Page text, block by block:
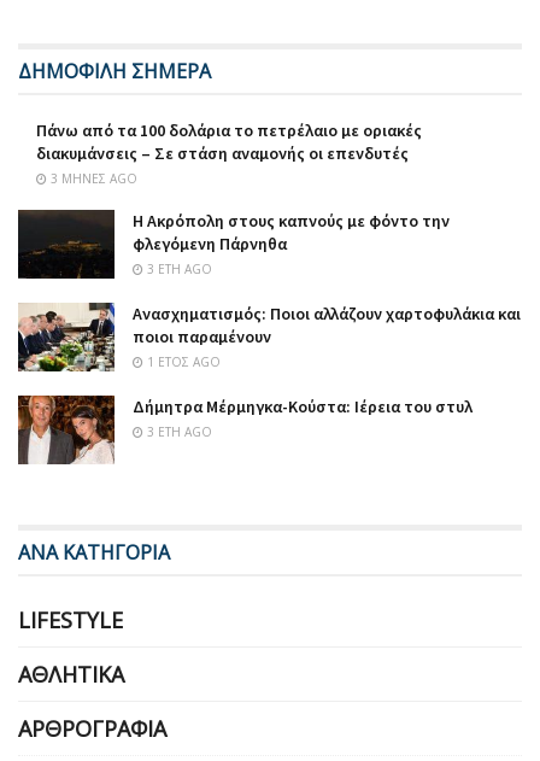
ΔΗΜΟΦΙΛΗ ΣΗΜΕΡΑ
Πάνω από τα 100 δολάρια το πετρέλαιο με οριακές
διακυμάνσεις – Σε στάση αναμονής οι επενδυτές
3 ΜΉΝΕΣ AGO
Η Ακρόπολη στους καπνούς με φόντο την
φλεγόμενη Πάρνηθα
3 ΈΤΗ AGO
Ανασχηματισμός: Ποιοι αλλάζουν χαρτοφυλάκια και
ποιοι παραμένουν
1 ΈΤΟΣ AGO
Δήμητρα Μέρμηγκα-Κούστα: Ιέρεια του στυλ
3 ΈΤΗ AGO
ΑΝΑ ΚΑΤΗΓΟΡΙΑ
LIFESTYLE
ΑΘΛΗΤΙΚΆ
ΑΡΘΡΟΓΡΑΦΊΑ